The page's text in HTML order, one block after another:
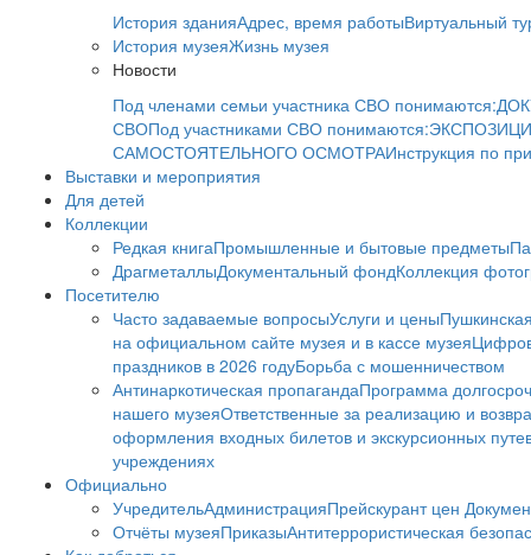
История зданияАдрес, время работыВиртуальный
История музеяЖизнь музея
Новости
Под членами семьи участника СВО понимаются:
СВОПод участниками СВО понимаются:
САМОСТОЯТЕЛЬНОГО ОСМОТРАИнструкция по
Выставки и мероприятия
Для детей
Коллекции
Редкая книгаПромышленные и бытовые предметы
ДрагметаллыДокументальный фондКоллекция
Посетителю
Часто задаваемые вопросыУслуги и цены
на официальном сайте музея и в кассе музея
праздников в 2026 годуБорьба с мошенничеством
Антинаркотическая пропагандаПрограмма
нашего музеяОтветственные за реализацию и
оформления входных билетов и экскурсионных
учреждениях
Официально
УчредительАдминистрацияПрейскурант цен
Отчёты музеяПриказыАнтитеррористическая